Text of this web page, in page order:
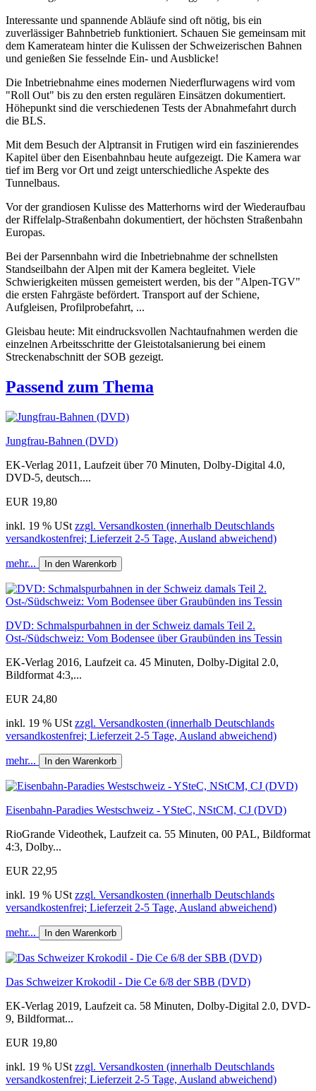
Interessante und spannende Abläufe sind oft nötig, bis ein
zuverlässiger Bahnbetrieb funktioniert. Schauen Sie gemeinsam mit
dem Kamerateam hinter die Kulissen der Schweizerischen Bahnen
und genießen Sie fesselnde Ein- und Ausblicke!
Die Inbetriebnahme eines modernen Niederflurwagens wird vom
"Roll Out" bis zu den ersten regulären Einsätzen dokumentiert.
Höhepunkt sind die verschiedenen Tests der Abnahmefahrt durch
die BLS.
Mit dem Besuch der Alptransit in Frutigen wird ein faszinierendes
Kapitel über den Eisenbahnbau heute aufgezeigt. Die Kamera war
tief im Berg vor Ort und zeigt unterschiedliche Aspekte des
Tunnelbaus.
Vor der grandiosen Kulisse des Matterhorns wird der Wiederaufbau
der Riffelalp-Straßenbahn dokumentiert, der höchsten Straßenbahn
Europas.
Bei der Parsennbahn wird die Inbetriebnahme der schnellsten
Standseilbahn der Alpen mit der Kamera begleitet. Viele
Schwierigkeiten müssen gemeistert werden, bis der "Alpen-TGV"
die ersten Fahrgäste befördert. Transport auf der Schiene,
Aufgleisen, Profilprobefahrt, ...
Gleisbau heute: Mit eindrucksvollen Nachtaufnahmen werden die
einzelnen Arbeitsschritte der Gleistotalsanierung bei einem
Streckenabschnitt der SOB gezeigt.
Passend zum Thema
Jungfrau-Bahnen (DVD)
EK-Verlag 2011, Laufzeit über 70 Minuten, Dolby-Digital 4.0,
DVD-5, deutsch....
EUR 19,80
inkl. 19 % USt zzgl. Versandkosten (innerhalb Deutschlands
versandkostenfrei; Lieferzeit 2-5 Tage, Ausland abweichend)
mehr... In den Warenkorb
DVD: Schmalspurbahnen in der Schweiz damals Teil 2.
Ost-/Südschweiz: Vom Bodensee über Graubünden ins Tessin
EK-Verlag 2016, Laufzeit ca. 45 Minuten, Dolby-Digital 2.0,
Bildformat 4:3,...
EUR 24,80
inkl. 19 % USt zzgl. Versandkosten (innerhalb Deutschlands
versandkostenfrei; Lieferzeit 2-5 Tage, Ausland abweichend)
mehr... In den Warenkorb
Eisenbahn-Paradies Westschweiz - YSteC, NStCM, CJ (DVD)
RioGrande Videothek, Laufzeit ca. 55 Minuten, 00 PAL, Bildformat
4:3, Dolby...
EUR 22,95
inkl. 19 % USt zzgl. Versandkosten (innerhalb Deutschlands
versandkostenfrei; Lieferzeit 2-5 Tage, Ausland abweichend)
mehr... In den Warenkorb
Das Schweizer Krokodil - Die Ce 6/8 der SBB (DVD)
EK-Verlag 2019, Laufzeit ca. 58 Minuten, Dolby-Digital 2.0, DVD-
9, Bildformat...
EUR 19,80
inkl. 19 % USt zzgl. Versandkosten (innerhalb Deutschlands
versandkostenfrei; Lieferzeit 2-5 Tage, Ausland abweichend)